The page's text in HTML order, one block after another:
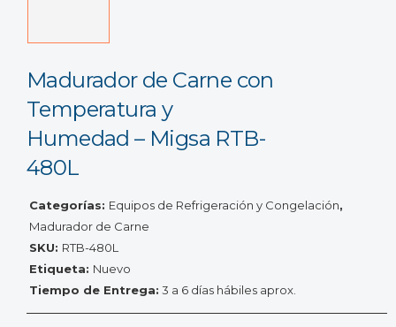
Madurador de Carne con
Temperatura y
Humedad – Migsa RTB-
480L
Categorías: Equipos de Refrigeración y Congelación,
Madurador de Carne
SKU: RTB-480L
Etiqueta: Nuevo
Tiempo de Entrega: 3 a 6 días hábiles aprox.